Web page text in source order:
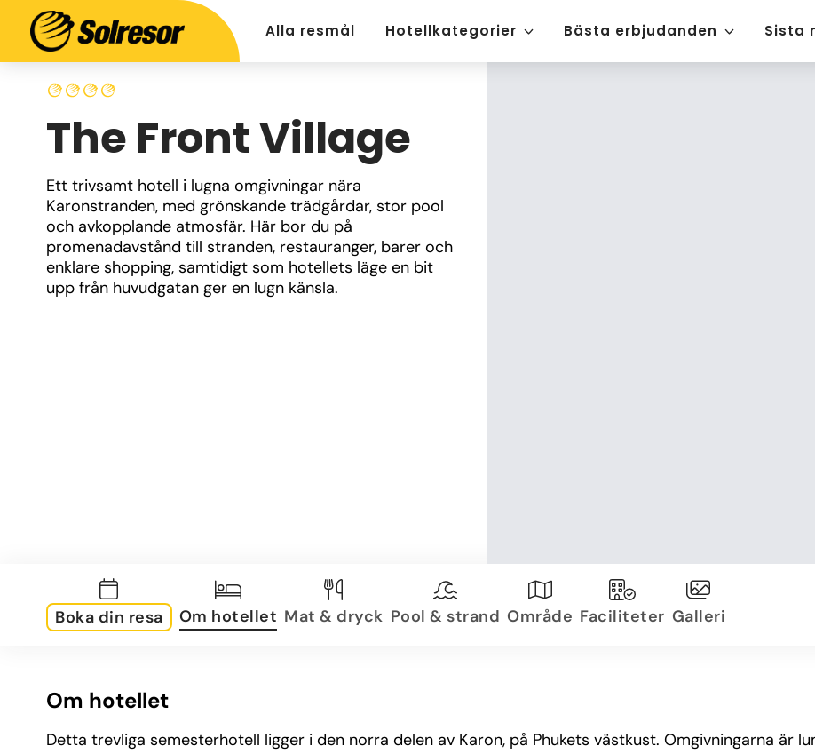
Alla resmål Hotellkategorier Bästa erbjudanden Sista
The Front Village
Ett trivsamt hotell i lugna omgivningar nära
Karonstranden, med grönskande trädgårdar, stor pool
och avkopplande atmosfär. Här bor du på
promenadavstånd till stranden, restauranger, barer och
enklare shopping, samtidigt som hotellets läge en bit
upp från huvudgatan ger en lugn känsla.
Boka din resa Om hotellet Mat & dryck Pool & strand Område Faciliteter Galleri
Om hotellet
Detta trevliga semesterhotell ligger i den norra delen av Karon, på Phukets västkust. Omgivningarna är